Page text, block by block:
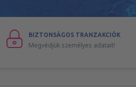
BIZTONSÁGOS TRANZAKCIÓK
Megvédjük személyes adatait!